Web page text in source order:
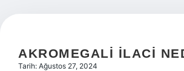
Hakkımızda
AKROMEGALI ILACI
Tarih: Ağustos 27, 2024